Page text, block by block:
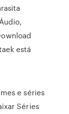
está
e séries
Séries